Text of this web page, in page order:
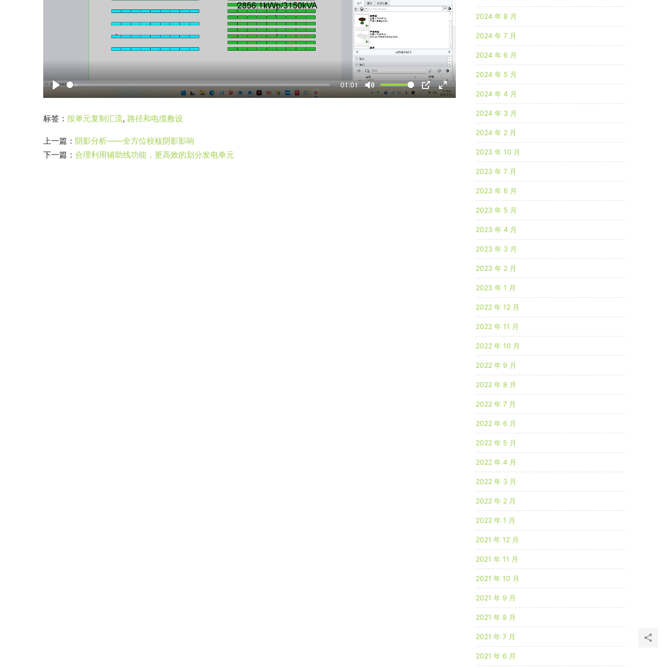
P
a
y
01:01
M
P
E
l
a
y
标签： 按单元复制汇流, 路径和电缆敷设
上一篇： 阴影分析——全方位校核阴影影响
下一篇： 合理利用辅助线功能，更高效的划分发电单元
2024 年 8 月
2024 年 7 月
2024 年 6 月
2024 年 5 月
2024 年 4 月
2024 年 3 月
2024 年 2 月
2023 年 10 月
2023 年 7 月
2023 年 6 月
2023 年 5 月
2023 年 4 月
2023 年 3 月
2023 年 2 月
2023 年 1 月
2022 年 12 月
2022 年 11 月
2022 年 10 月
2022 年 9 月
2022 年 8 月
2022 年 7 月
2022 年 6 月
2022 年 5 月
2022 年 4 月
2022 年 3 月
2022 年 2 月
2022 年 1 月
2021 年 12 月
2021 年 11 月
2021 年 10 月
2021 年 9 月
2021 年 8 月
2021 年 7 月
2021 年 6 月